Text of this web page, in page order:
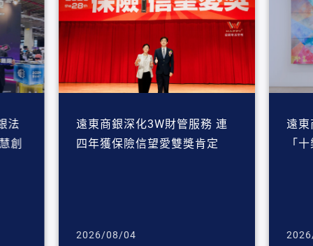
法
創
遠東商銀深化3W財管服務 連
四年獲保險信望愛雙獎肯定
2026/08/04
遠
「